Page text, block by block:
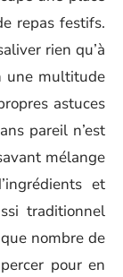
repas festifs.
rien qu’à
une multitude
astuces
pareil n’est
mélange
et
traditionnel
nombre de
pour en